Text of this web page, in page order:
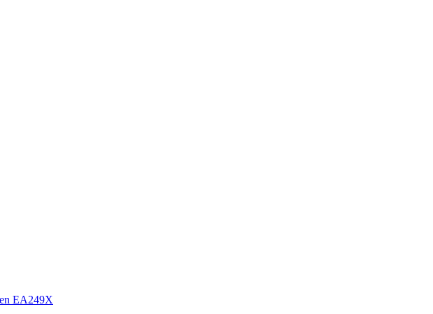
EA249X